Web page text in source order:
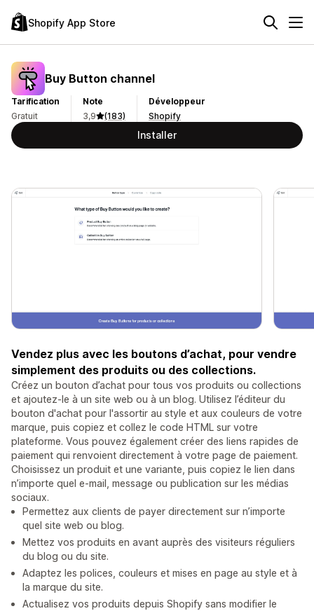
Shopify App Store
Buy Button channel
Tarification
Gratuit
Note
3,9
(183)
Développeur
Shopify
Installer
Vendez plus avec les boutons d’achat, pour vendre
simplement des produits ou des collections.
Créez un bouton d’achat pour tous vos produits ou collections
et ajoutez-le à un site web ou à un blog. Utilisez l’éditeur du
bouton d'achat pour l'assortir au style et aux couleurs de votre
marque, puis copiez et collez le code HTML sur votre
plateforme. Vous pouvez également créer des liens rapides de
paiement qui renvoient directement à votre page de paiement.
Choisissez un produit et une variante, puis copiez le lien dans
n’importe quel e-mail, message ou publication sur les médias
sociaux.
Permettez aux clients de payer directement sur n’importe
quel site web ou blog.
Mettez vos produits en avant auprès des visiteurs réguliers
du blog ou du site.
Adaptez les polices, couleurs et mises en page au style et à
la marque du site.
Actualisez vos produits depuis Shopify sans modifier le